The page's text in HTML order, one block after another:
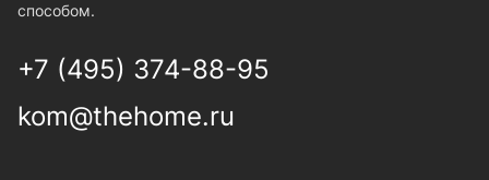
способом.
+7 (495) 374-88-95
kom@thehome.ru